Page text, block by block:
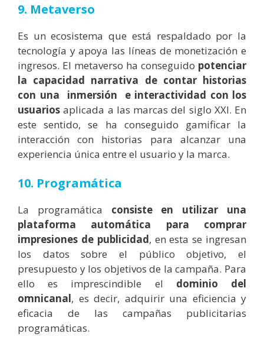
9. Metaverso
Es un ecosistema que está respaldado por la
tecnología y apoya las líneas de monetización e
ingresos. El metaverso ha conseguido potenciar
la capacidad narrativa de contar historias
con una inmersión e interactividad con los
usuarios aplicada a las marcas del siglo XXI. En
este sentido, se ha conseguido gamificar la
interacción con historias para alcanzar una
experiencia única entre el usuario y la marca.
10. Programática
La programática consiste en utilizar una
plataforma automática para comprar
impresiones de publicidad, en esta se ingresan
los datos sobre el público objetivo, el
presupuesto y los objetivos de la campaña. Para
ello es imprescindible el dominio del
omnicanal, es decir, adquirir una eficiencia y
eficacia de las campañas publicitarias
programáticas.